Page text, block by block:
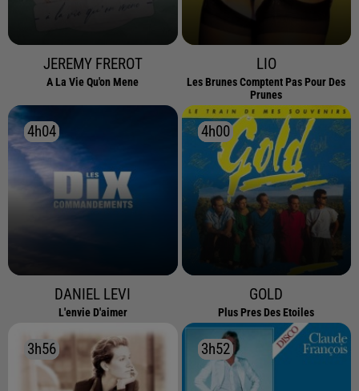
JEREMY FREROT
A La Vie Qu'on Mene
LIO
Les Brunes Comptent Pas Pour Des
Prunes
4h04
4h04
DANIEL LEVI
L'envie D'aimer
4h00
4h00
GOLD
Plus Pres Des Etoiles
3h56
3h56 3h52
3h52